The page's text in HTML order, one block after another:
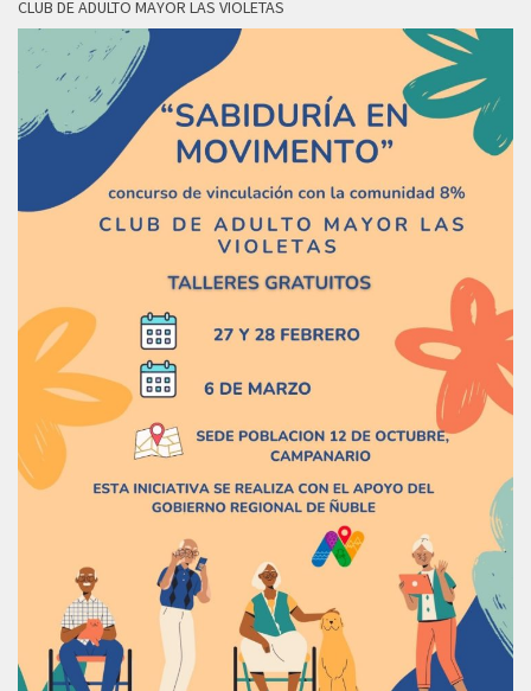
CLUB DE ADULTO MAYOR LAS VIOLETAS